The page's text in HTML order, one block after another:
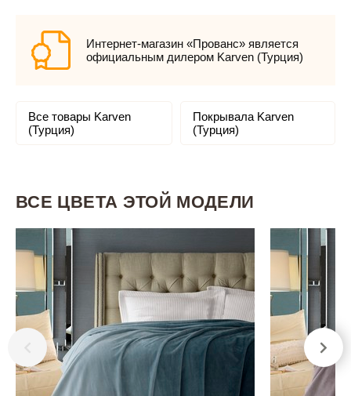
Интернет-магазин «Прованс» является
официальным дилером Karven (Турция)
Все товары Karven
(Турция)
Покрывала Karven
(Турция)
ВСЕ ЦВЕТА ЭТОЙ МОДЕЛИ